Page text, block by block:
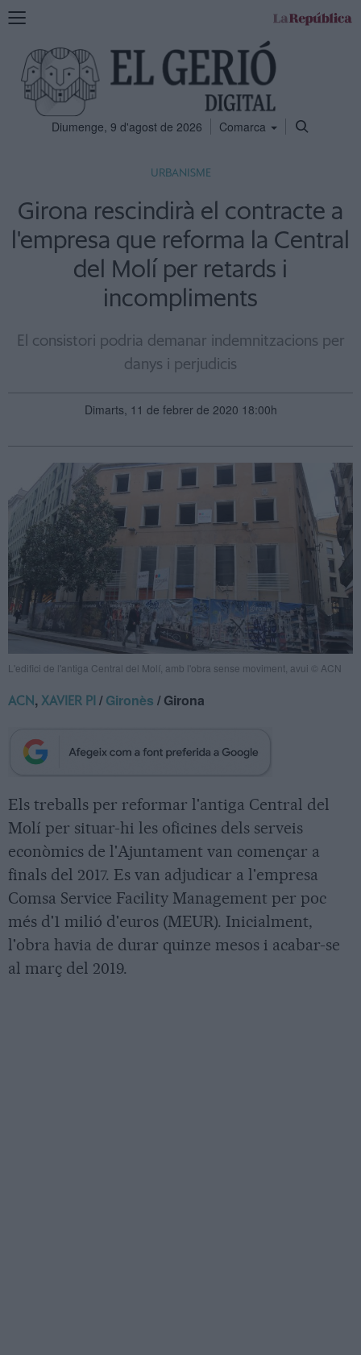
Mostra
navegació
Diumenge, 9 d'agost de 2026 Comarca
URBANISME
Girona rescindirà el contracte a
l'empresa que reforma la Central
del Molí per retards i
incompliments
El consistori podria demanar indemnitzacions per
danys i perjudicis
Dimarts, 11 de febrer de 2020 18:00h
L'edifici de l'antiga Central del Molí, amb l'obra sense moviment, avui © ACN
ACN, XAVIER PI /Gironès / Girona
Els treballs per reformar l'antiga Central del
Molí per situar-hi les oficines dels serveis
econòmics de l'Ajuntament van començar a
finals del 2017. Es van adjudicar a l'empresa
Comsa Service Facility Management per poc
més d'1 milió d'euros (MEUR). Inicialment,
l'obra havia de durar quinze mesos i acabar-se
al març del 2019.